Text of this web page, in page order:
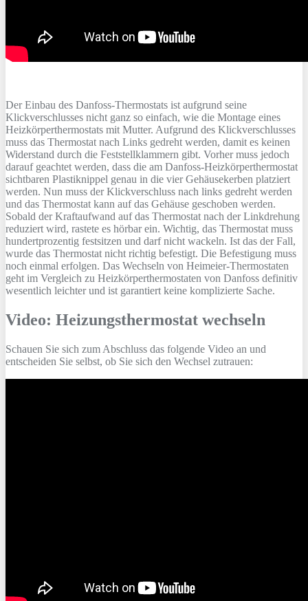
Der Einbau des Danfoss-Thermostats ist aufgrund seine
Klickverschlusses nicht ganz so einfach, wie die Montage eines
Heizkörperthermostats mit Mutter. Aufgrund des Klickverschlusses
muss das Thermostat nach Links gedreht werden, damit es keinen
Widerstand durch die Feststellklammern gibt. Vorher muss jedoch
darauf geachtet werden, dass die am Danfoss-Heizkörperthermostat
sichtbaren Plastiknippel genau in die vier Gehäusekerben platziert
werden. Nun muss der Klickverschluss nach links gedreht werden
und das Thermostat kann auf das Gehäuse geschoben werden.
Sobald der Kraftaufwand auf das Thermostat nach der Linkdrehung
reduziert wird, rastete es hörbar ein. Wichtig, das Thermostat muss
hundertprozentig festsitzen und darf nicht wackeln. Ist das der Fall,
wurde das Thermostat nicht richtig befestigt. Die Befestigung muss
noch einmal erfolgen. Das Wechseln von Heimeier-Thermostaten
geht im Vergleich zu Heizkörperthermostaten von Danfoss definitiv
wesentlich leichter und ist garantiert keine komplizierte Sache.
Video: Heizungsthermostat wechseln
Schauen Sie sich zum Abschluss das folgende Video an und
entscheiden Sie selbst, ob Sie sich den Wechsel zutrauen: